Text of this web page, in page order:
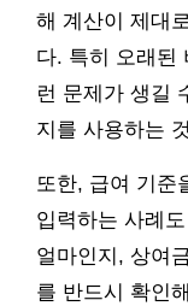
해 계산이 제대
다. 특히 오래된
런 문제가 생길
지를 사용하는
또한, 급여 기준
입력하는 사례
얼마인지, 상여
를 반드시 확인